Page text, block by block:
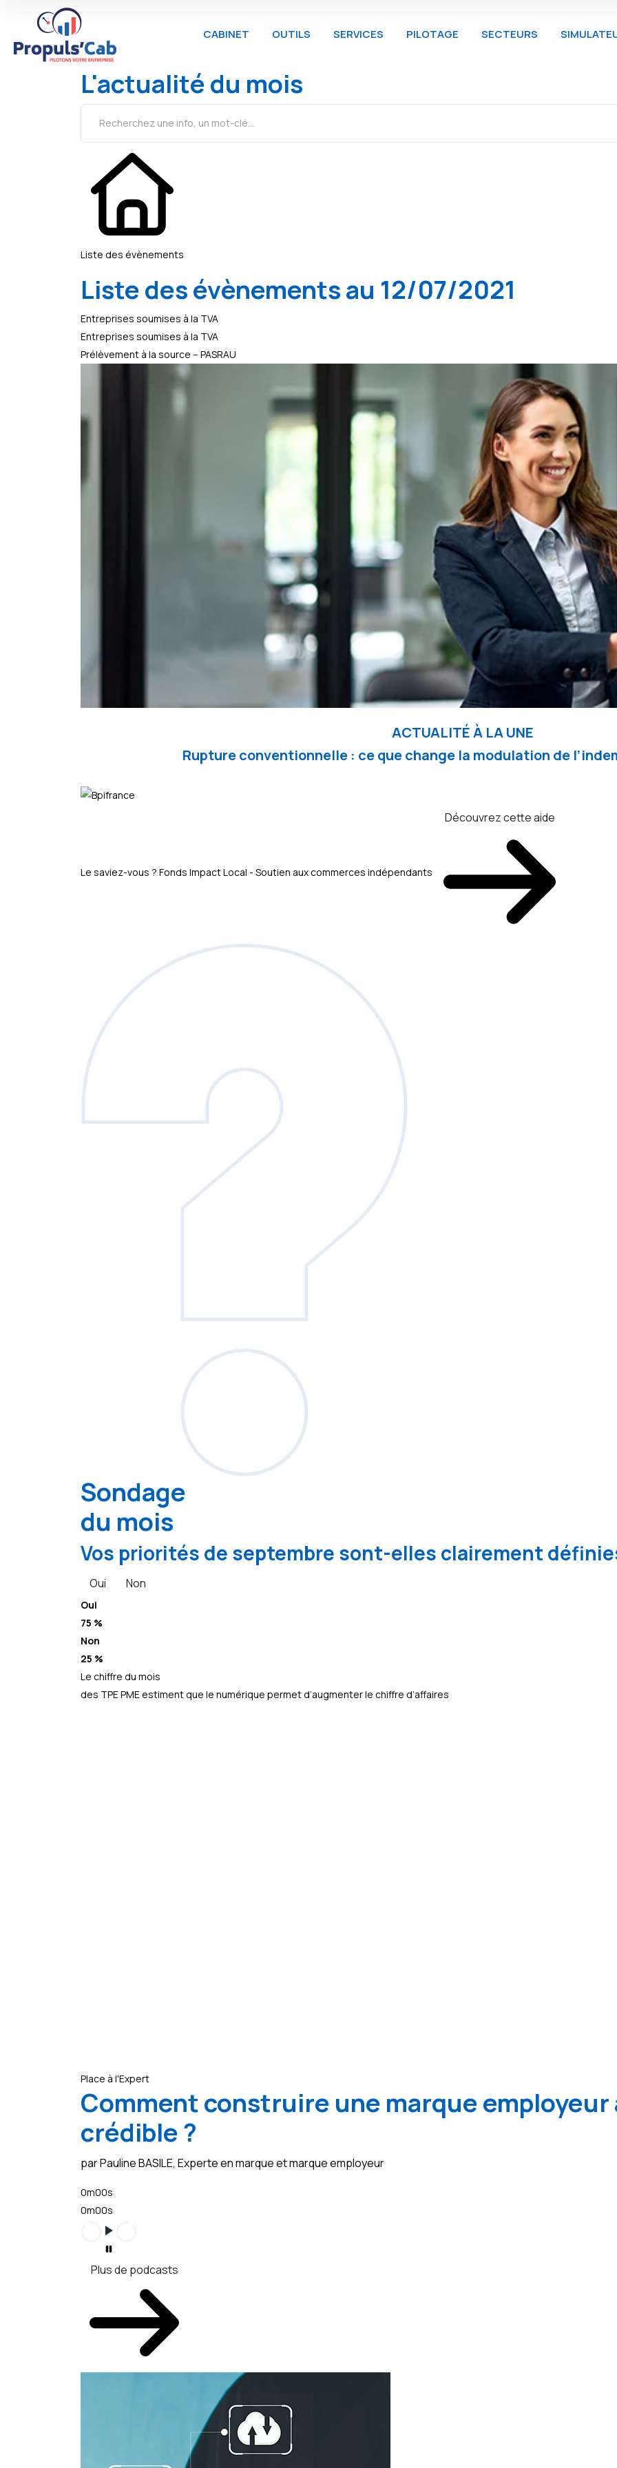
CABINET OUTILS SERVICES PILOTAGE SECTEURS
L'actualité du mois
Liste des évènements
Liste des évènements au 12/07/2021
Entreprises soumises à la TVA
Entreprises soumises à la TVA
Prélèvement à la source – PASRAU
ACTUALITÉ À LA UNE
Rupture conventionnelle : ce que change la modulation de
Le saviez-vous ? Fonds Impact Local - Soutien aux commerces indépendants
Découvrez cette aide
Sondage
du mois
Vos priorités de septembre sont-elles clairement
Oui Non
Oui
75 %
Non
25 %
Le chiffre du mois
des TPE PME estiment que le numérique permet d’augmenter le chiffre d’affaires
Place à l'Expert
Comment construire une marque
crédible ?
par Pauline BASILE, Experte en marque et marque employeur
0m00s
0m00s
Plus de podcasts